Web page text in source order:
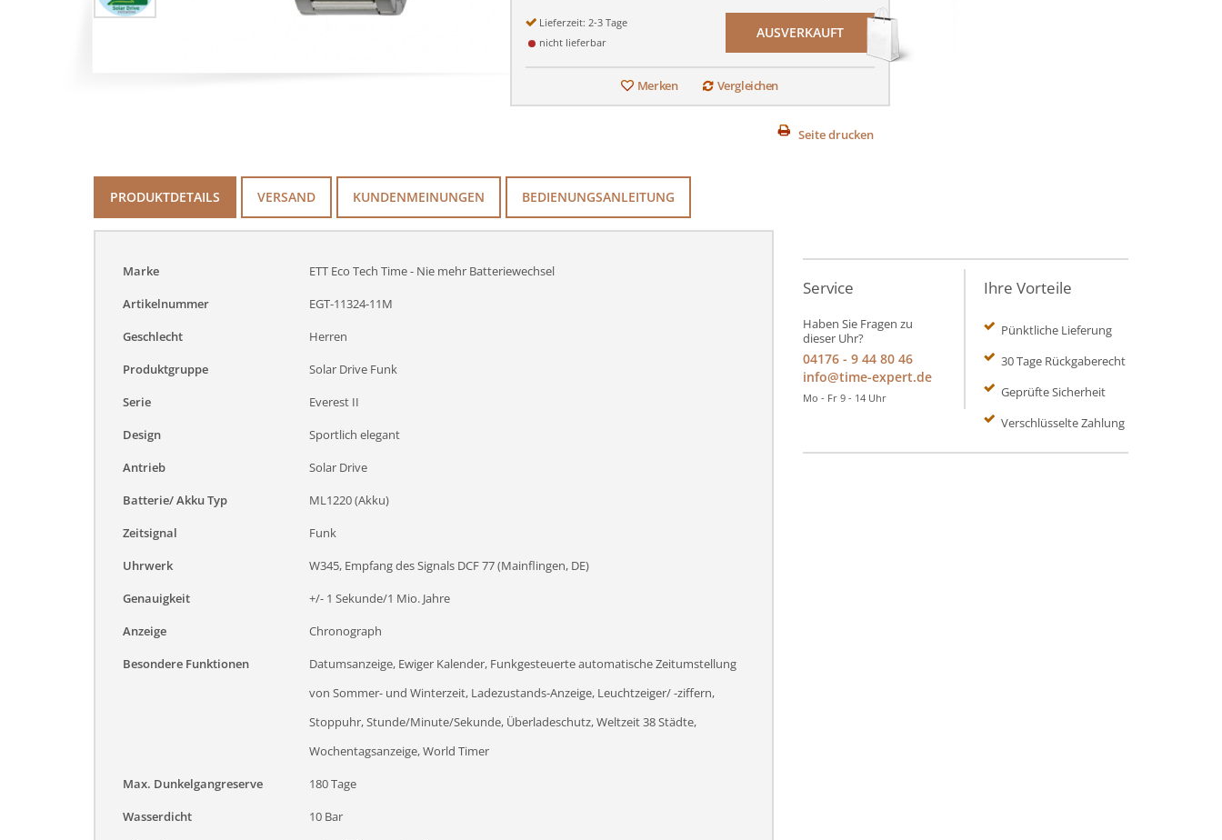
Lieferzeit: 2-3 Tage
nicht lieferbar
AUSVERKAUFT
Merken Vergleichen
Seite drucken
PRODUKTDETAILS VERSAND KUNDENMEINUNGEN BEDIENUNGSANLEITUNG
Marke
ETT Eco Tech Time - Nie mehr Batteriewechsel
Artikelnummer
EGT-11324-11M
Geschlecht
Herren
Produktgruppe
Solar Drive Funk
Serie
Everest II
Design
Sportlich elegant
Antrieb
Solar Drive
Batterie/ Akku Typ
ML1220 (Akku)
Zeitsignal
Funk
Uhrwerk
W345, Empfang des Signals DCF 77 (Mainflingen, DE)
Genauigkeit
+/- 1 Sekunde/1 Mio. Jahre
Anzeige
Chronograph
Besondere Funktionen
Datumsanzeige, Ewiger Kalender, Funkgesteuerte automatische Zeitumstellung
von Sommer- und Winterzeit, Ladezustands-Anzeige, Leuchtzeiger/ -ziffern,
Stoppuhr, Stunde/Minute/Sekunde, Überladeschutz, Weltzeit 38 Städte,
Wochentagsanzeige, World Timer
Max. Dunkelgangreserve
180 Tage
Wasserdicht
10 Bar
Service
Haben Sie Fragen zu
dieser Uhr?
04176 - 9 44 80 46
info@time-expert.de
Mo - Fr 9 - 14 Uhr
Ihre Vorteile
Pünktliche Lieferung
30 Tage Rückgaberecht
Geprüfte Sicherheit
Verschlüsselte Zahlung